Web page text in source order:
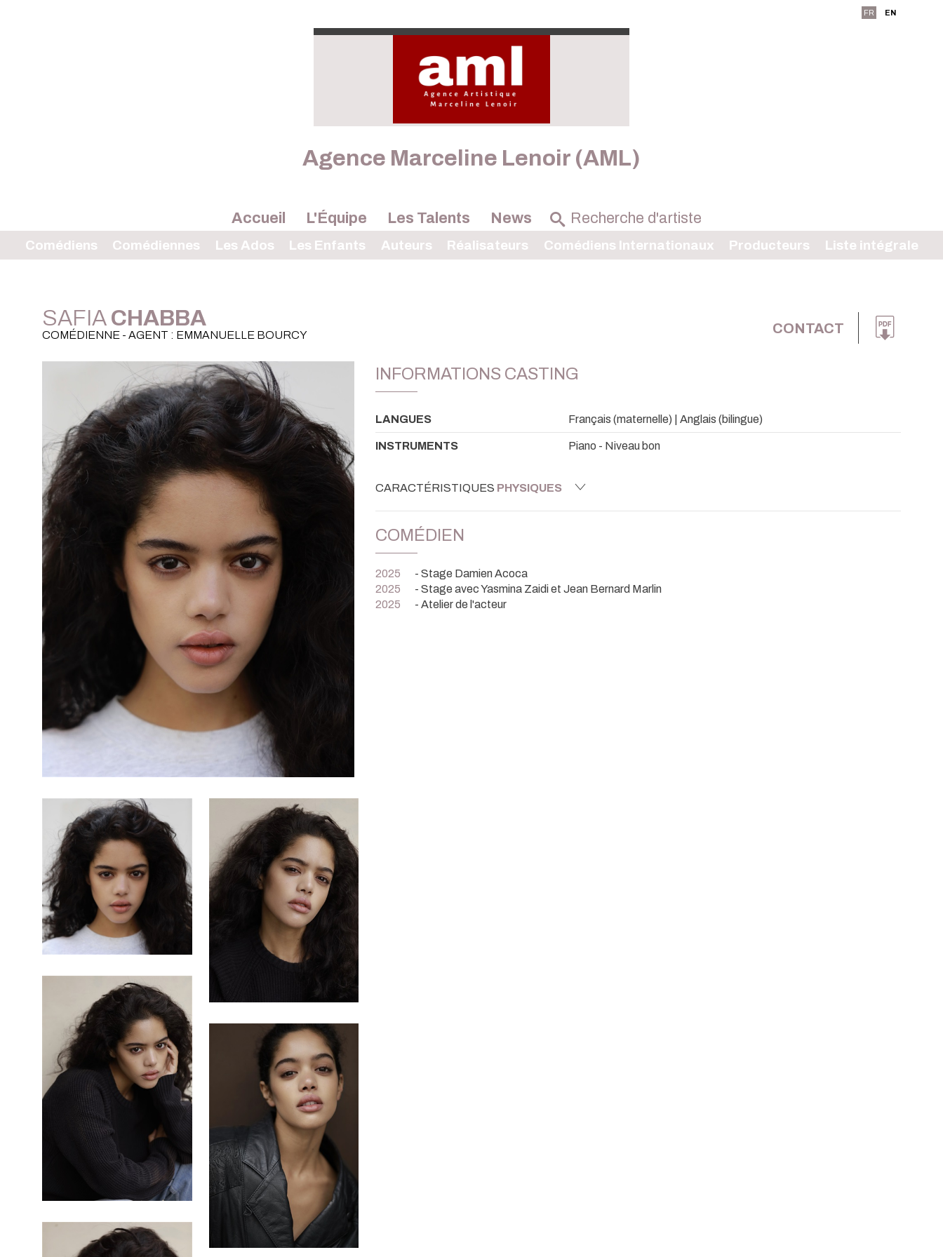
FR EN
Agence Marceline Lenoir (AML)
Accueil L'Équipe Les Talents
Comédiens Comédiennes Les Ados Les Enfants Auteurs Réalisateurs Comédiens Internationaux Producteurs Liste intégrale
News
SAFIA CHABBA
COMÉDIENNE - AGENT : EMMANUELLE BOURCY CONTACT
INFORMATIONS CASTING
LANGUES Français (maternelle) | Anglais (bilingue)
INSTRUMENTS Piano - Niveau bon
CARACTÉRISTIQUES PHYSIQUES
COMÉDIEN
2025
- Stage Damien Acoca
2025
- Stage avec Yasmina Zaidi et Jean Bernard Marlin
2025
- Atelier de l'acteur